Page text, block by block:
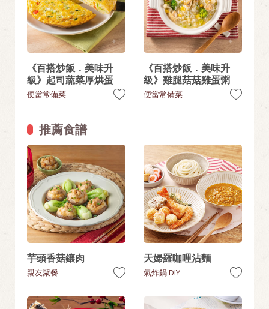
《百搭炒飯．美味升
級》起司蔬菜厚烘蛋
便當常備菜
《百搭炒飯．美味升
級》雞腿菇菇雞蛋粥
便當常備菜
推薦食譜
芋頭香菇鑲肉
親友聚餐
天婦羅咖哩沾麵
氣炸鍋 DIY